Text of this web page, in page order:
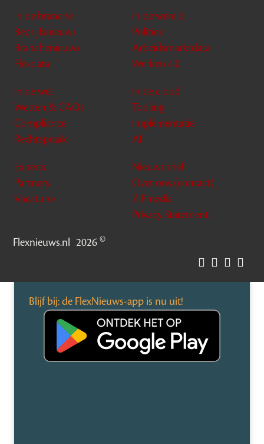
In de branche
Bedrijfsnieuws
Branchenieuws
Flexdata
In de wereld
Politiek
Arbeidsmarktdata
Werken 4.0
In de wet
Wetten & CAO’s
Compliance
Rechtspraak
In de cloud
Tooling
Implementatie
AI
Experts
Partners
Vacatures
Nieuwsbrief
Over ons (contact)
ZiPmedia
Privacy Statement
Flexnieuws.nl 2026©
Blijf bij: de FlexNieuws-app is nu uit!